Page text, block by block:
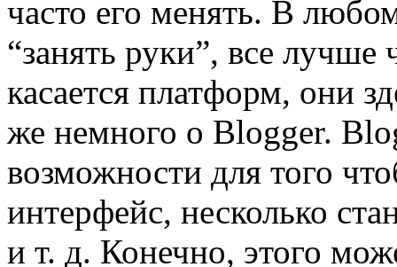
часто его менять. В
“занять руки”, все лучше
касается платформ, они
же немного о Blogger.
возможности для того
интерфейс, несколько
и т. д. Конечно, этого